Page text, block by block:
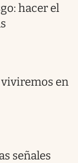
hacer el
en
señales